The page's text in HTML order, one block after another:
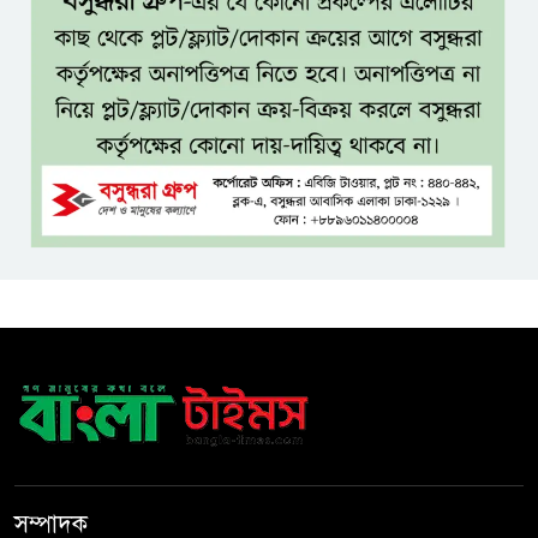
অ্যান্ড কলেজে বৃক্ষ বিতরণ কর্মসূচি
বিজয়ের মানসিকতা নিয়ে বহুদূর
যেতে চায় বাংলাদেশ অনূর্ধ্ব-২০ দল
দেশের ২৩তম রাষ্ট্রপতি হচ্ছেন মির্জা
ফখরুল!
টাঙ্গাইলে স্ত্রী হত্যায় স্বামীর মৃত্যুদণ্ড
রাষ্ট্রপতি পদে বিএনপির দুই
সম্পাদক